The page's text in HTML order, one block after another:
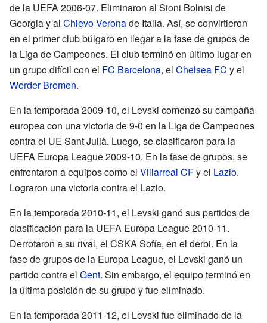
de la UEFA 2006-07. Eliminaron al Sioni Bolnisi de
Georgia y al Chievo Veronade Italia. Así, se convirtieron
en el primer club búlgaro en llegar a la fase de grupos de
la Liga de Campeones. El club terminó en último lugar en
un grupo difícil con el FC Barcelona, el Chelsea FC y el
Werder Bremen.
En la temporada 2009-10, el Levski comenzó su campaña
europea con una victoria de 9-0 en la Liga de Campeones
contra el UE Sant Julià. Luego, se clasificaron para la
UEFA Europa League 2009-10. En la fase de grupos, se
enfrentaron a equipos como el Villarreal CFy el Lazio.
Lograron una victoria contra el Lazio.
En la temporada 2010-11, el Levski ganó sus partidos de
clasificación para la UEFA Europa League 2010-11.
Derrotaron a su rival, el CSKA Sofía, en el derbi. En la
fase de grupos de la Europa League, el Levski ganó un
partido contra el Gent. Sin embargo, el equipo terminó en
la última posición de su grupo y fue eliminado.
En la temporada 2011-12, el Levski fue eliminado de la